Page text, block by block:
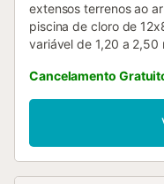
extensos terrenos ao
piscina de cloro de
variável de 1,20 a
criar momentos
churrasco para
familiares ou amigos.
esta propriedade
escapar da rotina
Cancelamento